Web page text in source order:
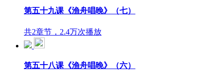
第五十九课《渔舟唱晚》（七）
共2章节，2.4万次播放
第五十八课《渔舟唱晚》（六）